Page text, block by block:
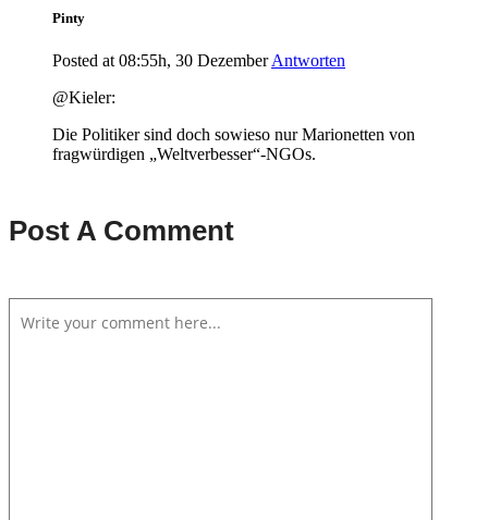
Pinty
Posted at 08:55h, 30 Dezember Antworten
@Kieler:
Die Politiker sind doch sowieso nur Marionetten von
fragwürdigen „Weltverbesser“-NGOs.
Post A Comment